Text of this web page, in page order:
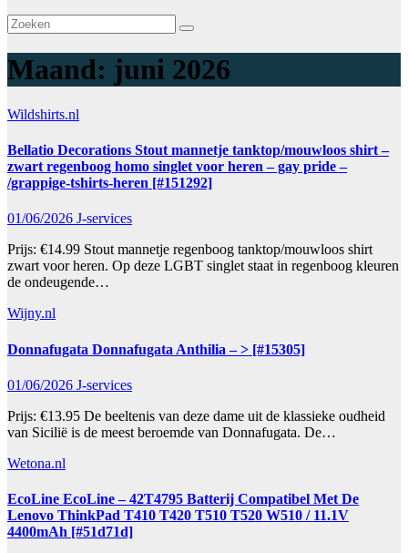
Maand: juni 2026
Wildshirts.nl
Bellatio Decorations Stout mannetje tanktop/mouwloos shirt –
zwart regenboog homo singlet voor heren – gay pride –
/grappige-tshirts-heren [#151292]
01/06/2026 J-services
Prijs: €14.99 Stout mannetje regenboog tanktop/mouwloos shirt
zwart voor heren. Op deze LGBT singlet staat in regenboog kleuren
de ondeugende…
Wijny.nl
Donnafugata Donnafugata Anthilia – > [#15305]
01/06/2026 J-services
Prijs: €13.95 De beeltenis van deze dame uit de klassieke oudheid
van Sicilië is de meest beroemde van Donnafugata. De…
Wetona.nl
EcoLine EcoLine – 42T4795 Batterij Compatibel Met De
Lenovo ThinkPad T410 T420 T510 T520 W510 / 11.1V
4400mAh [#51d71d]